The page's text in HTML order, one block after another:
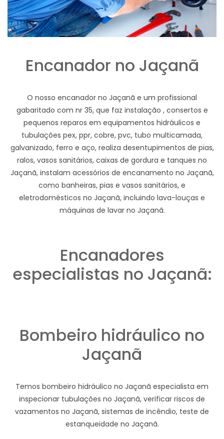
Encanador no Jaçanã
O nosso encanador no Jaçanã e um profissional
gabaritado com nr 35, que faz instalação , consertos e
pequenos reparos em equipamentos hidráulicos e
tubulações pex, ppr, cobre, pvc, tubo multicamada,
galvanizado, ferro e aço, realiza desentupimentos de pias,
ralos, vasos sanitários, caixas de gordura e tanques no
Jaçanã, instalam acessórios de encanamento no Jaçanã,
como banheiras, pias e vasos sanitários, e
eletrodomésticos no Jaçanã, incluindo lava-louças e
máquinas de lavar no Jaçanã.
Encanadores
especialistas no Jaçanã:
Bombeiro hidráulico no
Jaçanã
Temos bombeiro hidráulico no Jaçanã especialista em
inspecionar tubulações no Jaçanã, verificar riscos de
vazamentos no Jaçanã, sistemas de incêndio, teste de
estanqueidade no Jaçanã.